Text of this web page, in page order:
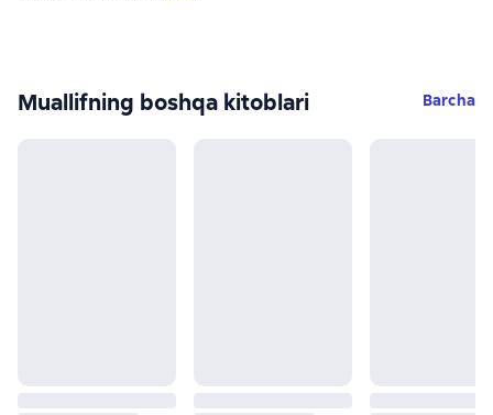
Muallifning boshqa kitoblari Barcha